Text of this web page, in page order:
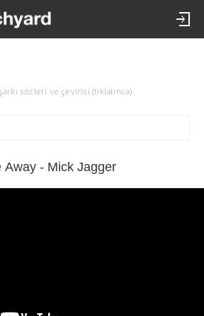
sözleri ve çevirisi (tıklatınca)
Away - Mick Jagger